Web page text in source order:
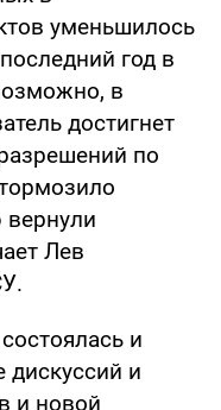
уменьшилось
год в
в
достигнет
по
Лев
и
дискуссий и
и новой